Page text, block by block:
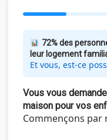
72% des
leur logement
Et vous, est-ce
Vous vous
maison pour vos
Commençons par